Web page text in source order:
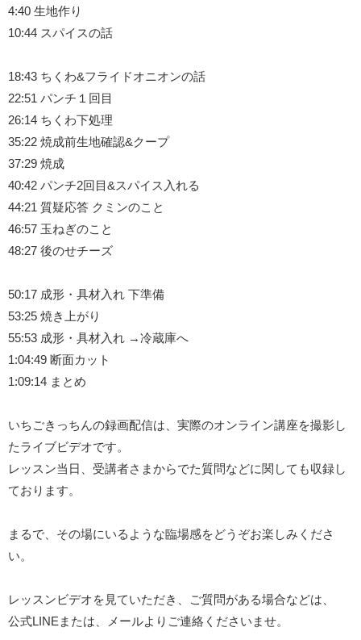
4:40 生地作り
10:44 スパイスの話
18:43 ちくわ&フライドオニオンの話
22:51 パンチ１回目
26:14 ちくわ下処理
35:22 焼成前生地確認&クープ
37:29 焼成
40:42 パンチ2回目&スパイス入れる
44:21 質疑応答 クミンのこと
46:57 玉ねぎのこと
48:27 後のせチーズ
50:17 成形・具材入れ 下準備
53:25 焼き上がり
55:53 成形・具材入れ →冷蔵庫へ
1:04:49 断面カット
1:09:14 まとめ
いちごきっちんの録画配信は、実際のオンライン講座を撮影し
たライブビデオです。
レッスン当日、受講者さまからでた質問などに関しても収録し
ております。
まるで、その場にいるような臨場感をどうぞお楽しみくださ
い。
レッスンビデオを見ていただき、ご質問がある場合などは、
公式LINEまたは、メールよりご連絡くださいませ。